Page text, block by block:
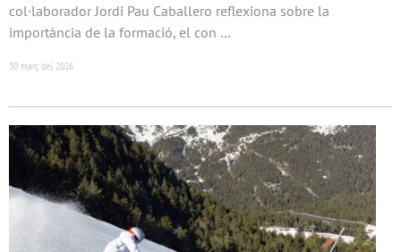
col·laborador Jordi Pau Caballero reflexiona sobre la
importància de la formació, el con …
30 març del 2026